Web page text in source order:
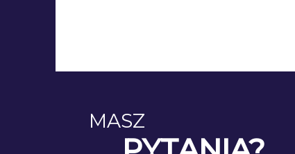
MASZ